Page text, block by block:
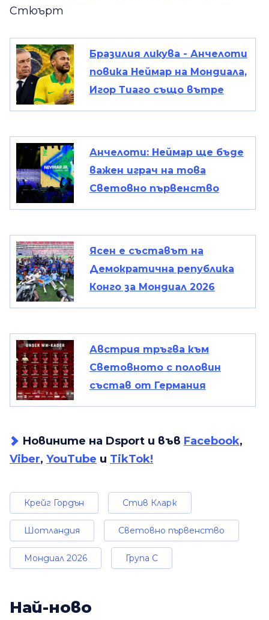
Стюърт
Бразилия ликува - Анчелоти
повика Неймар на Мондиала,
Игор Тиаго също вътре
Анчелоти: Неймар ще бъде
важен играч на това
Световно първенство
Ясен е съставът на
Демократична република
Конго за Мондиал 2026
Австрия тръгва към
Световното с половин
състав от Германия
Новините на Dsport и във Facebook,
Viber, YouTube и TikTok!
Крейг Гордън Стив Кларк
Шотландия Световно първенство
Мондиал 2026 Група C
Най-ново